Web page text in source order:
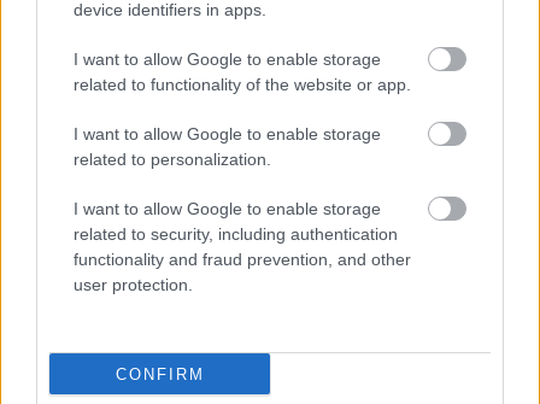
device identifiers in apps.
I want to allow Google to enable storage
related to functionality of the website or app.
I want to allow Google to enable storage
related to personalization.
I want to allow Google to enable storage
related to security, including authentication
functionality and fraud prevention, and other
user protection.
CONFIRM
21.86%
A rajongók nem csak a mozivásznon találkozhatnak a
Star Wars univerzummal, hiszen több animációs alkotás
is készült már a franchise-hoz. Idén tavasszal véget ért a
Star Wars Rebels, viszont hamarosan már érkezik is a
A Star Wars Resistance főszereplője egy fiatal pilóta,
játszódik. Ráadásul ismerős arcok is feltűnnek majd,
hiszen szerepelni fog benne többek között Poe Dameron